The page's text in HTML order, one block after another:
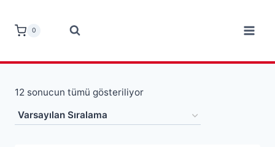
0
12 sonucun tümü gösteriliyor